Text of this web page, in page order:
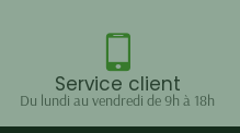
Service client
Du lundi au vendredi de 9h à 18h